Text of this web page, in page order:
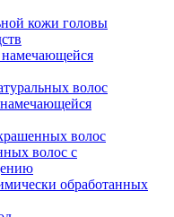
кожи головы
намечающейся
волос
волос
волос с
обработанных